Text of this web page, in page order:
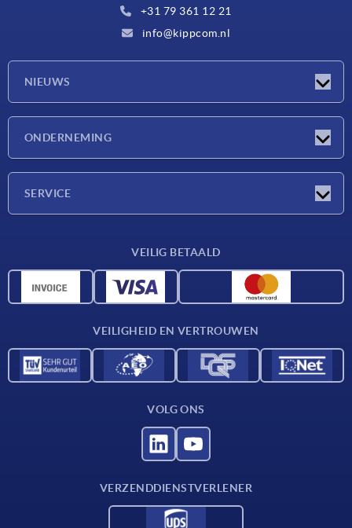
+31 79 361 12 21
info@kippcom.nl
NIEUWS
ONDERNEMING
SERVICE
CAD-gegevens
VEILIG BETAALD
VEILIGHEID EN VERTROUWEN
VOLG ONS
VERZENDDIENSTVERLENER